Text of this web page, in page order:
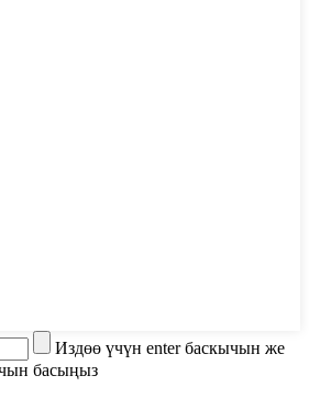
Издөө үчүн enter баскычын же
басыңыз